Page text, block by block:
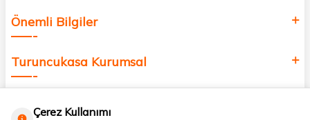
Önemli Bilgiler
Turuncukasa Kurumsal
Çerez Kullanımı